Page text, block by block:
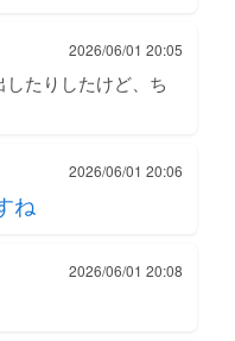
2026/06/01 20:05
たりしたけど、ち
2026/06/01 20:06
ね
2026/06/01 20:08